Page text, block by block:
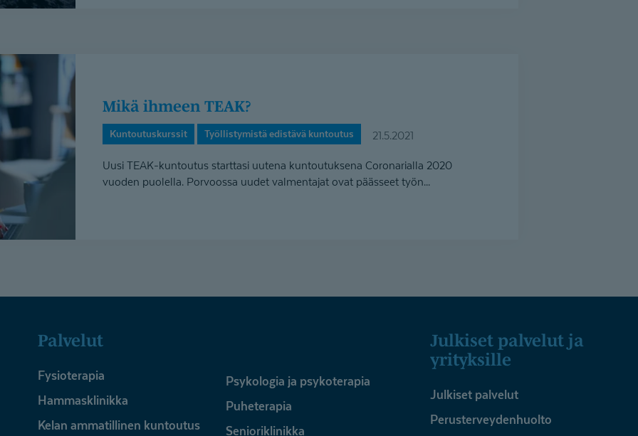
Mikä ihmeen TEAK?
Kuntoutuskurssit Työllistymistä edistävä kuntoutus 21.5.2021
Uusi TEAK-kuntoutus starttasi uutena kuntoutuksena Coronarialla 2020
vuoden puolella. Porvoossa uudet valmentajat ovat päässeet työn...
Palvelut
Fysioterapia
Hammasklinikka
Kelan ammatillinen kuntoutus
Psykologia ja psykoterapia
Puheterapia
Senioriklinikka
Julkiset palvelut ja
yrityksille
Julkiset palvelut
Perusterveydenhuolto